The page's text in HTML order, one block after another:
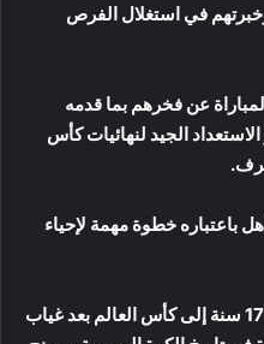
في استغلال الفرص
عن فخرهم بما قدمه
الجيد لنهائيات كأس
باعتباره خطوة مهمة لإحياء
بهذا الإنجاز، يعود منتخب مصر تحت 17 سنة إلى كأس العالم بعد غياب